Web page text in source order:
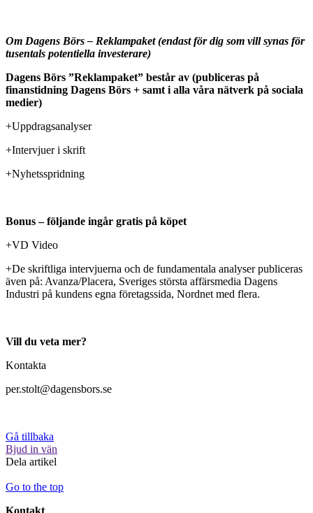
Om Dagens Börs – Reklampaket (endast för dig som vill synas för
tusentals potentiella investerare)
Dagens Börs ”Reklampaket” består av (publiceras på
finanstidning Dagens Börs + samt i alla våra nätverk på sociala
medier)
+Uppdragsanalyser
+Intervjuer i skrift
+Nyhetsspridning
Bonus – följande ingår gratis på köpet
+VD Video
+De skriftliga intervjuerna och de fundamentala analyser publiceras
även på: Avanza/Placera, Sveriges största affärsmedia Dagens
Industri på kundens egna företagssida, Nordnet med flera.
Vill du veta mer?
Kontakta
per.stolt@dagensbors.se
Gå tillbaka
Bjud in vän
Dela artikel
Go to the top
Kontakt